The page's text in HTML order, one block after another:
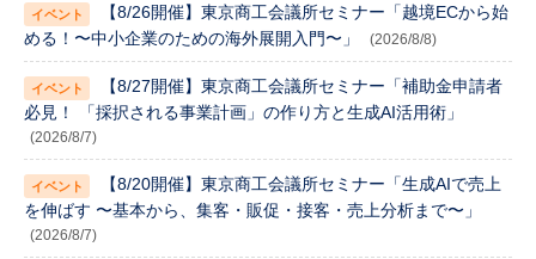
【8/26開催】東京商工会議所セミナー「越境ECから始
める！〜中小企業のための海外展開入門〜」
(2026/8/8)
【8/27開催】東京商工会議所セミナー「補助金申請者
必見！ 「採択される事業計画」の作り方と生成AI活用術」
(2026/8/7)
【8/20開催】東京商工会議所セミナー「生成AIで売上
を伸ばす 〜基本から、集客・販促・接客・売上分析まで〜」
(2026/8/7)